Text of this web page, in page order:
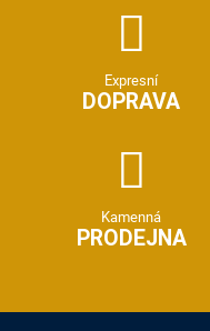
Expresní
DOPRAVA
Kamenná
PRODEJNA